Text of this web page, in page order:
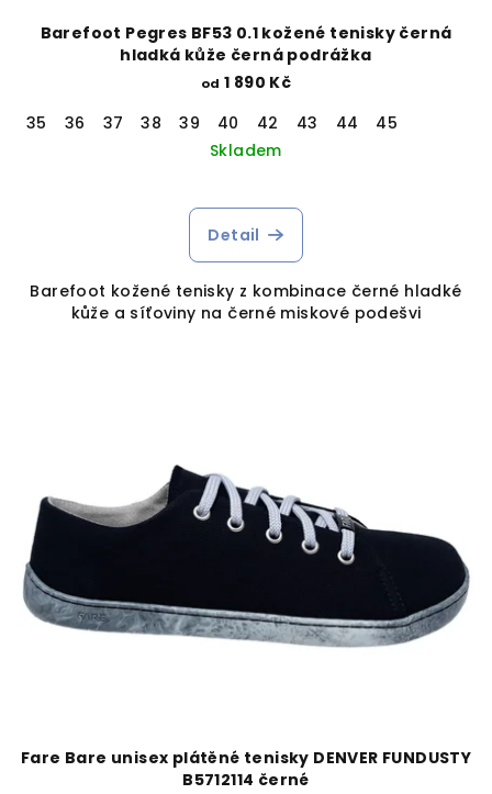
Barefoot Pegres BF53 0.1 kožené tenisky černá
hladká kůže černá podrážka
od 1 890 Kč
35
36 37 38 39 40 42 43 44
45
Skladem
Detail
Barefoot kožené tenisky z kombinace černé hladké
kůže a síťoviny na černé miskové podešvi
Fare Bare unisex plátěné tenisky DENVER FUNDUSTY
B5712114 černé